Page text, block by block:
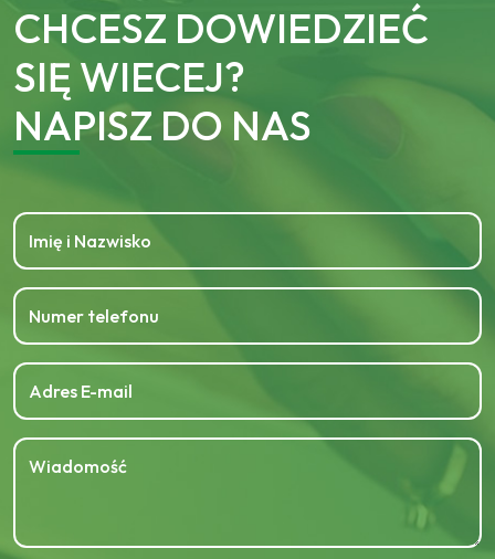
CHCESZ DOWIEDZIEĆ
SIĘ WIECEJ?
NAPISZ DO NAS